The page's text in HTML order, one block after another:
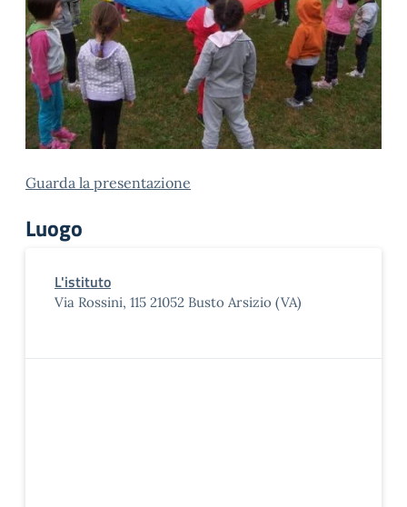
Guarda la presentazione
Luogo
L'istituto
Via Rossini, 115 21052 Busto Arsizio (VA)